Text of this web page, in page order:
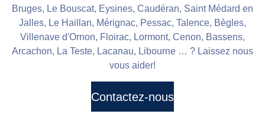
Bruges, Le Bouscat, Eysines, Caudéran, Saint Médard en
Jalles, Le Haillan, Mérignac, Pessac, Talence, Bègles,
Villenave d'Ornon, Floirac, Lormont, Cenon, Bassens,
Arcachon, La Teste, Lacanau, Libourne … ? Laissez nous
vous aider!
Contactez-nous